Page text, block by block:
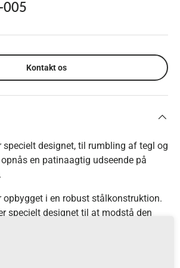
005
Kontakt os
specielt designet, til rumbling af tegl og
en patinaagtig udseende på
opbygget i en robust stålkonstruktion.
specielt designet til at modstå den
beklædt med gummi, for at reducere